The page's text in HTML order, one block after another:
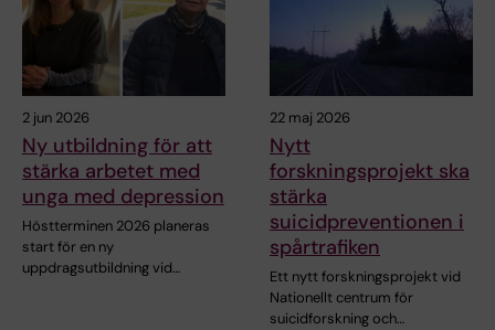
2 jun 2026
Ny utbildning för att
stärka arbetet med
unga med depression
Höstterminen 2026 planeras
start för en ny
uppdragsutbildning vid…
22 maj 2026
Nytt
forskningsprojekt ska
stärka
suicidpreventionen i
spårtrafiken
Ett nytt forskningsprojekt vid
Nationellt centrum för
suicidforskning och…